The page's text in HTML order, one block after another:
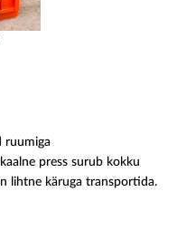
ruumiga
press surub kokku
lihtne käruga transportida.